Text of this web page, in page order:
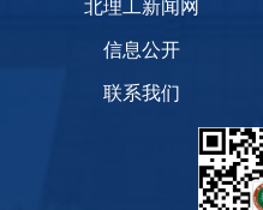
北理工新闻网
信息公开
联系我们